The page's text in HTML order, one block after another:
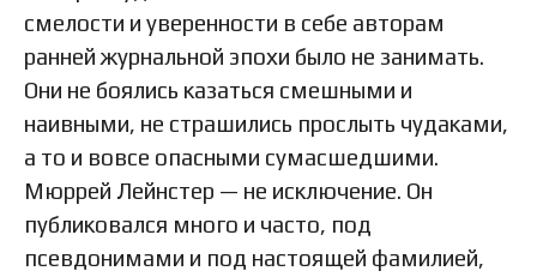
смелости и уверенности в себе авторам
ранней журнальной эпохи было не занимать.
Они не боялись казаться смешными и
наивными, не страшились прослыть чудаками,
а то и вовсе опасными сумасшедшими.
Мюррей Лейнстер — не исключение. Он
публиковался много и часто, под
псевдонимами и под настоящей фамилией,